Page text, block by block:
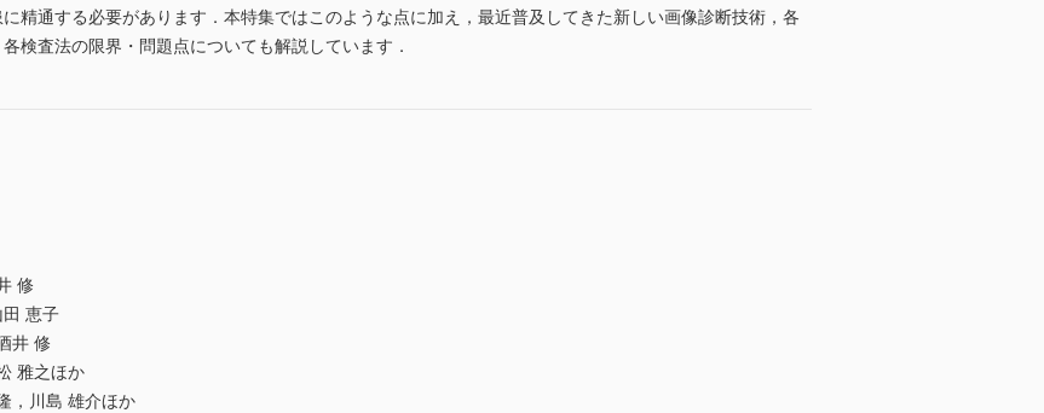
精通する必要があります．本特集ではこのような点に加え，最近普及してきた新しい画像診断技術，各
検査法の限界・問題点についても解説しています．
修
恵子
井 修
雅之ほか
，川島 雄介ほか